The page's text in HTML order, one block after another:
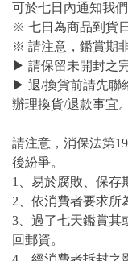
可於七日內通知我
※ 七日為商品到貨
※ 請注意，鑑賞期
▶ 請保留未開封之
▶ 退/換貨前請先聯
辦理換貨/退款事宜。
請注意，消保法第
後紛爭。
1、易於腐敗、保存
2、依消費者要求所
3、過了七天鑑賞其
回郵資。